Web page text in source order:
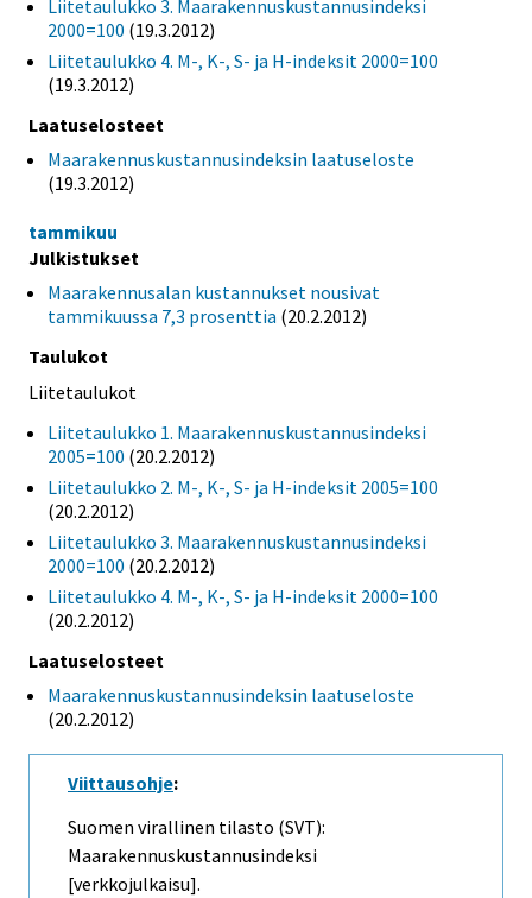
Liitetaulukko 3. Maarakennuskustannusindeksi
2000=100 (19.3.2012)
Liitetaulukko 4. M-, K-, S- ja H-indeksit 2000=100
(19.3.2012)
Laatuselosteet
Maarakennuskustannusindeksin laatuseloste
(19.3.2012)
tammikuu
Julkistukset
Maarakennusalan kustannukset nousivat
tammikuussa 7,3 prosenttia (20.2.2012)
Taulukot
Liitetaulukot
Liitetaulukko 1. Maarakennuskustannusindeksi
2005=100 (20.2.2012)
Liitetaulukko 2. M-, K-, S- ja H-indeksit 2005=100
(20.2.2012)
Liitetaulukko 3. Maarakennuskustannusindeksi
2000=100 (20.2.2012)
Liitetaulukko 4. M-, K-, S- ja H-indeksit 2000=100
(20.2.2012)
Laatuselosteet
Maarakennuskustannusindeksin laatuseloste
(20.2.2012)
Viittausohje:
Suomen virallinen tilasto (SVT):
Maarakennuskustannusindeksi
[verkkojulkaisu].